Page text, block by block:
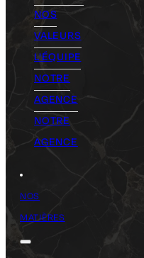
NOS
VALEURS
L'ÉQUIPE
NOTRE
AGENCE
NOTRE
AGENCE
NOS
MATIÈRES